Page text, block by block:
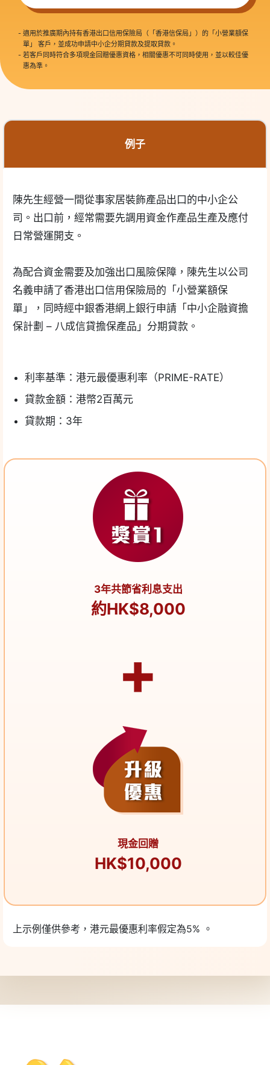
- 適用於推廣期內持有香港出口信用保險局（「香港信保局」）的「小營業額保
單」 客戶，並成功申請中小企分期貸款及提取貸款。
- 若客戶同時符合多項現金回贈優惠資格，相關優惠不可同時使用，並以較佳優
惠為準。
例子
陳先生經營一間從事家居裝飾產品出口的中小企公
司。出口前，經常需要先調用資金作產品生產及應付
日常營運開支。
為配合資金需要及加強出口風險保障，陳先生以公司
名義申請了香港出口信用保險局的「小營業額保
單」，同時經中銀香港網上銀行申請「中小企融資擔
保計劃 – 八成信貸擔保產品」分期貸款。
利率基準：港元最優惠利率（PRIME-RATE）
貸款金額：港幣2百萬元
貸款期：3年
3年共節省利息支出
約HK$8,000
現金回贈
HK$10,000
上示例僅供參考，港元最優惠利率假定為5% 。